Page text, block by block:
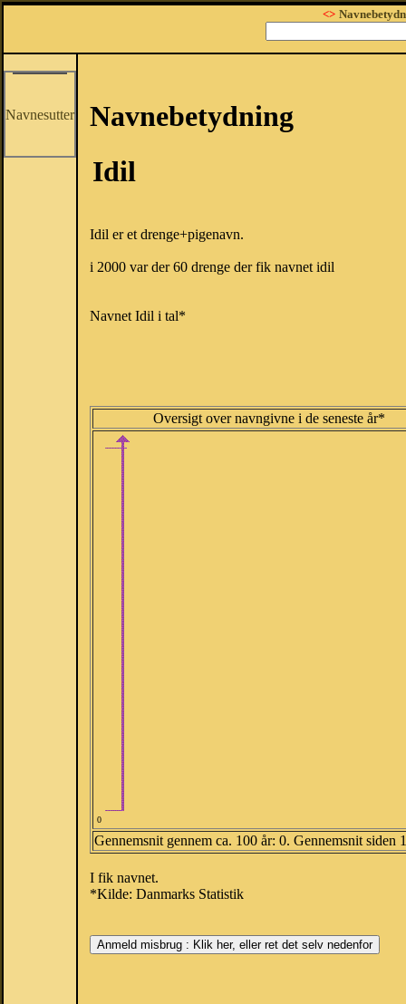
<>
Navnesutter
Navnebetydning
Idil
Idil er et drenge+pigenavn.
i 2000 var der 60 drenge der fik navnet idil
Navnet Idil i tal*
Oversigt over navngivne i de seneste år*
0
Gennemsnit gennem ca. 100 år: 0. Gennemsnit siden
I fik navnet.
*Kilde: Danmarks Statistik